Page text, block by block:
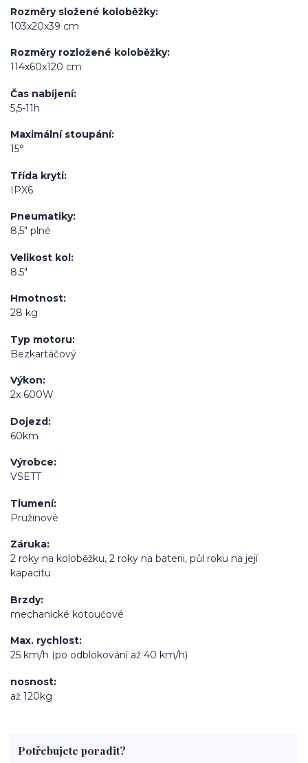
Rozměry složené koloběžky
103x20x39 cm
Rozměry rozložené koloběžky
114x60x120 cm
Čas nabíjení
5,5-11h
Maximální stoupání
15°
Třída krytí
IPX6
Pneumatiky
8,5" plné
Velikost kol
8.5"
Hmotnost
28 kg
Typ motoru
Bezkartáčový
Výkon
2x 600W
Dojezd
60km
Výrobce
VSETT
Tlumení
Pružinové
Záruka
2 roky na koloběžku, 2 roky na baterii, půl roku na její
kapacitu
Brzdy
mechanické kotoučové
Max. rychlost
25 km/h (po odblokování až 40 km/h)
nosnost
až 120kg
Potřebujete poradit?